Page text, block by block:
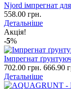
Njord імпрегнат
558.00 грн.
Детальніше
Акція!
-5%
Імпрегнат
702.00 грн. 666.90
Детальніше